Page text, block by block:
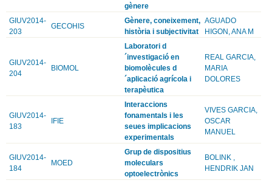
gènere
GIUV2014-
203
GECOHIS
Gènere, coneixement,
història i subjectivitat
AGUADO
HIGON, ANA M
GIUV2014-
204
BIOMOL
Laboratori d
´investigació en
biomolècules d
´aplicació agrícola i
terapèutica
REAL GARCIA,
MARIA
DOLORES
GIUV2014-
183
IFIE
Interaccions
fonamentals i les
seues implicacions
experimentals
VIVES GARCIA,
OSCAR
MANUEL
GIUV2014-
184
MOED
Grup de dispositius
moleculars
optoelectrònics
BOLINK ,
HENDRIK JAN